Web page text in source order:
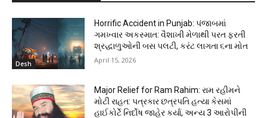
Desh
Horrific Accident in Punjab: પંજાબમાં
ગમખ્વાર અકસ્માત: વૈશાખી મેળાથી પરત ફરતી
શ્રદ્ધાળુઓની બસ પલટી, કરંટ લાગતા ૬ના મોત
April 15, 2026
Major Relief for Ram Rahim: રામ રહીમને
મોટી રાહત: પત્રકાર છત્રપતિ હત્યા કેસમાં
હાઈકોર્ટે નિર્દોષ જાહેર કર્યા, અન્ય 3 આરોપીની